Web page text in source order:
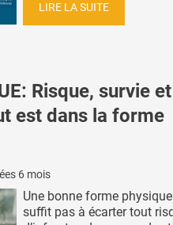
LIRE LA SUITE
Risque, survie et
est dans la forme
6 mois
Une bonne forme
suffit pas à écarter tout